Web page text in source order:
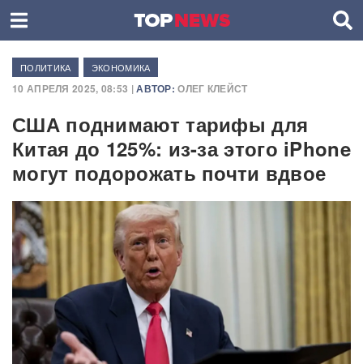
ПОЛИТИКА ЭКОНОМИКА
10 АПРЕЛЯ 2025, 08:53 |АВТОР: ОЛЕГ КЛЕЙСТ
США поднимают тарифы для
Китая до 125%: из-за этого iPhone
могут подорожать почти вдвое